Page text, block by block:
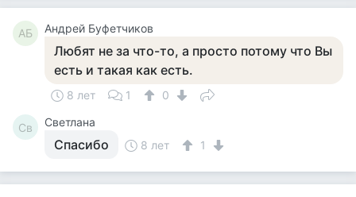
АБ Андрей Буфетчиков
Любят не за что-то, а просто потому что Вы
есть и такая как есть.
8 лет 1 0
Св Светлана
Спасибо 8 лет 1